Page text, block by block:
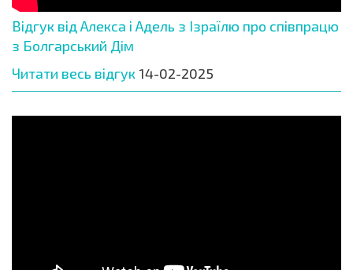
Відгук від Алекса і Адель з Ізраїлю про співпрацю
з Болгарський Дім
Читати весь відгук 14-02-2025